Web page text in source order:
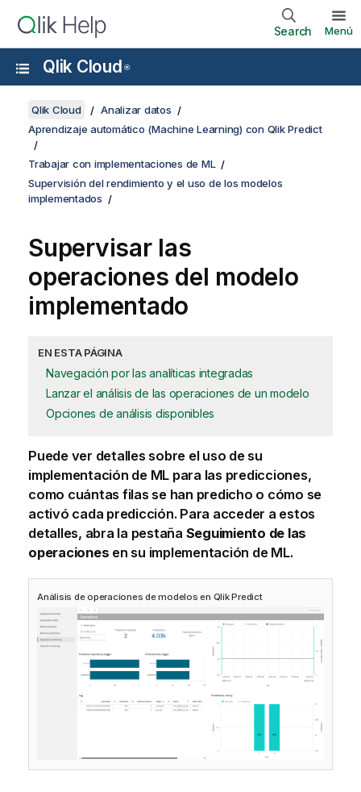
Search Menú
Qlik Cloud ®
Qlik Cloud
Analizar datos
Aprendizaje automático (Machine Learning) con Qlik Predict
Trabajar con implementaciones de ML
Supervisión del rendimiento y el uso de los modelos
implementados
Supervisar las
operaciones del modelo
implementado
EN ESTA PÁGINA
Navegación por las analíticas integradas
Lanzar el análisis de las operaciones de un modelo
Opciones de análisis disponibles
Puede ver detalles sobre el uso de su
implementación de ML para las predicciones,
como cuántas filas se han predicho o cómo se
activó cada predicción. Para acceder a estos
detalles, abra la pestaña Seguimiento de las
operaciones en su implementación de ML.
Análisis de operaciones de modelos en Qlik Predict